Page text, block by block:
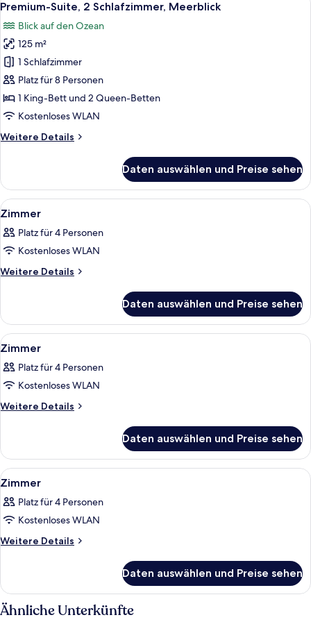
Schlafzimmer,
Fotos
für
Premium-
Suite,
2 Schlafzimmer,
Meerblick
anzeigen
15
Premium-Suite, 2 Schlafzimmer, Meerblick
Blick auf den Ozean
125 m²
1 Schlafzimmer
Platz für 8 Personen
1 King-Bett und 2 Queen-Betten
Kostenloses WLAN
Weitere Details
Weitere
Suite,
2 Schlafzimmer,
Meerblick
Daten auswählen und Preise sehen
Alle
Fotos
für
Zimmer
anzeigen
Ein Hotelzimmer mit Bett,
7
Zimmer
Platz für 4 Personen
Kostenloses WLAN
Weitere Details
Weitere
Daten auswählen und Preise sehen
Alle
Fotos
für
Zimmer
anzeigen
Ein Hotelzimmer mit Bett,
8
Zimmer
Platz für 4 Personen
Kostenloses WLAN
Weitere Details
Weitere
Daten auswählen und Preise sehen
Alle
Fotos
für
Zimmer
anzeigen
Ein Hotelzimmer mit Bett,
5
Zimmer
Platz für 4 Personen
Kostenloses WLAN
Weitere Details
Weitere
Daten auswählen und Preise sehen
Ähnliche Unterkünfte